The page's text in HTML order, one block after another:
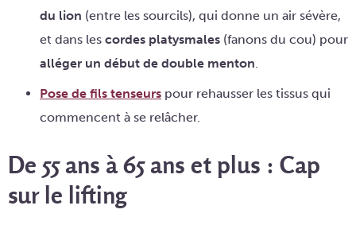
du lion (entre les sourcils), qui donne un air sévère,
et dans les cordes platysmales (fanons du cou) pour
alléger un début de double menton.
Pose de fils tenseurs pour rehausser les tissus qui
commencent à se relâcher.
De 55 ans à 65 ans et plus : Cap
sur le lifting